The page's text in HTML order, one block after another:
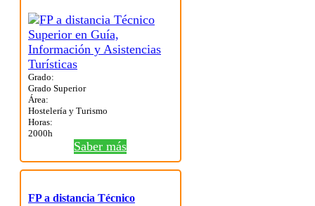
Grado:
Grado Superior
Área:
Hostelería y Turismo
Horas:
2000h
Saber más
FP a distancia Técnico